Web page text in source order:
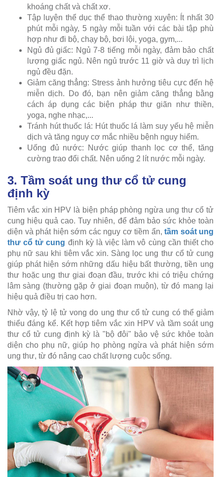
khoáng chất và chất xơ.
Tập luyện thể dục thể thao thường xuyên: Ít nhất 30
phút mỗi ngày, 5 ngày mỗi tuần với các bài tập phù
hợp như đi bộ, chạy bộ, bơi lội, yoga, gym,...
Ngủ đủ giấc: Ngủ 7-8 tiếng mỗi ngày, đảm bảo chất
lượng giấc ngủ. Nên ngủ trước 11 giờ và duy trì lịch
ngủ đều đặn.
Giảm căng thẳng: Stress ảnh hưởng tiêu cực đến hệ
miễn dịch. Do đó, bạn nên giảm căng thẳng bằng
cách áp dụng các biện pháp thư giãn như thiền,
yoga, nghe nhạc,...
Tránh hút thuốc lá: Hút thuốc lá làm suy yếu hệ miễn
dịch và tăng nguy cơ mắc nhiều bệnh nguy hiểm.
Uống đủ nước: Nước giúp thanh lọc cơ thể, tăng
cường trao đổi chất. Nên uống 2 lít nước mỗi ngày.
3. Tầm soát ung thư cổ tử cung
định kỳ
Tiêm vắc xin HPV là biện pháp phòng ngừa ung thư cổ tử
cung hiệu quả cao. Tuy nhiên, để đảm bảo sức khỏe toàn
diện và phát hiện sớm các nguy cơ tiềm ẩn, tầm soát ung
thư cổ tử cung định kỳ là việc làm vô cùng cần thiết cho
phụ nữ sau khi tiêm vắc xin. Sàng lọc ung thư cổ tử cung
giúp phát hiện sớm những dấu hiệu bất thường, tiền ung
thư hoặc ung thư giai đoạn đầu, trước khi có triệu chứng
lâm sàng (thường gặp ở giai đoạn muộn), từ đó mang lại
hiệu quả điều trị cao hơn.
Nhờ vậy, tỷ lệ tử vong do ung thư cổ tử cung có thể giảm
thiểu đáng kể. Kết hợp tiêm vắc xin HPV và tầm soát ung
thư cổ tử cung định kỳ là "bộ đôi" bảo vệ sức khỏe toàn
diện cho phụ nữ, giúp họ phòng ngừa và phát hiện sớm
ung thư, từ đó nâng cao chất lượng cuộc sống.